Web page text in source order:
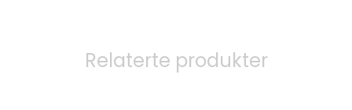
Relaterte produkter